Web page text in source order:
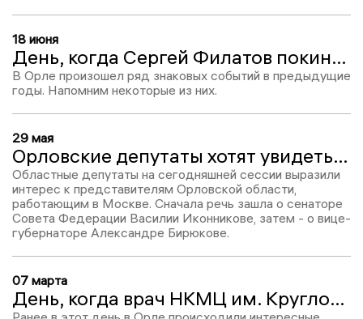
18 июня
День, когда Сергей Филатов покинул областное правительство, а Вадима Ничипорова отправили под домашний арест
В Орле произошел ряд знаковых событий в предыдущие
годы. Напомним некоторые из них.
29 мая
Орловские депутаты хотят увидеть отчеты о работе Иконникова и Бирюкова
Областные депутаты на сегодняшней сессии выразили
интерес к представителям Орловской области,
работающим в Москве. Сначала речь зашла о сенаторе
Совета Федерации Василии Иконникове, затем - о вице-
губернаторе Александре Бирюкове.
07 марта
День, когда врач НКМЦ им. Круглой рассказала о доносах и запрете на подработку: 7 марта в истории региона